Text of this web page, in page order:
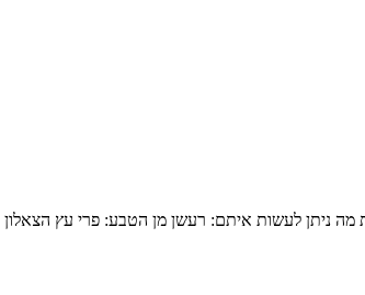
ניתן לעשות איתם: רעשן מן הטבע: פרי עץ